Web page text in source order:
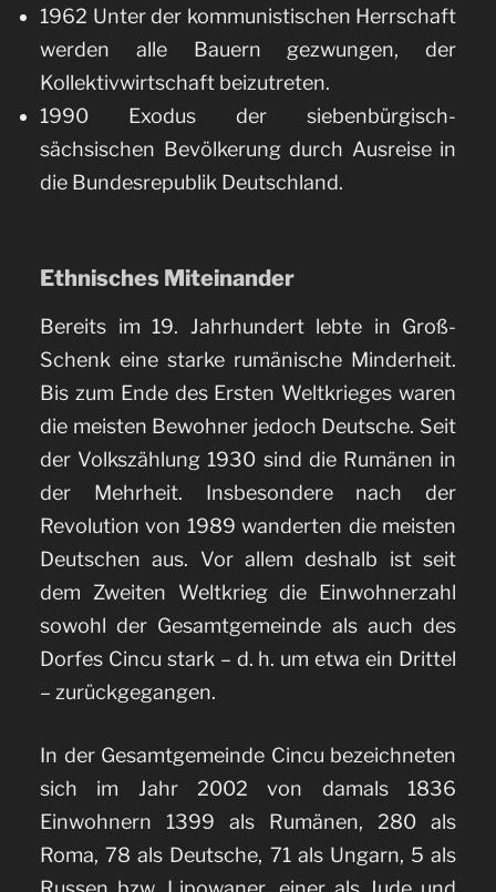
1962 Unter der kommunistischen Herrschaft
werden alle Bauern gezwungen, der
Kollektivwirtschaft beizutreten.
1990 Exodus der siebenbürgisch-
sächsischen Bevölkerung durch Ausreise in
die Bundesrepublik Deutschland.
Ethnisches Miteinander
Bereits im 19. Jahrhundert lebte in Groß-
Schenk eine starke rumänische Minderheit.
Bis zum Ende des Ersten Weltkrieges waren
die meisten Bewohner jedoch Deutsche. Seit
der Volkszählung 1930 sind die Rumänen in
der Mehrheit. Insbesondere nach der
Revolution von 1989 wanderten die meisten
Deutschen aus. Vor allem deshalb ist seit
dem Zweiten Weltkrieg die Einwohnerzahl
sowohl der Gesamtgemeinde als auch des
Dorfes Cincu stark – d. h. um etwa ein Drittel
– zurückgegangen.
In der Gesamtgemeinde Cincu bezeichneten
sich im Jahr 2002 von damals 1836
Einwohnern 1399 als Rumänen, 280 als
Roma, 78 als Deutsche, 71 als Ungarn, 5 als